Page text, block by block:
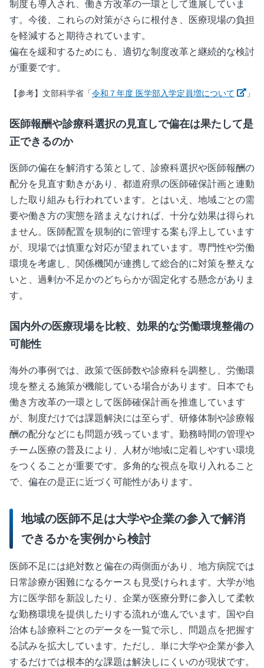
制度も導入され、働き方改革の一環として進展していま
す。今後、これらの対策がさらに根付き、医療現場の負担
を軽減すると期待されています。
偏在を緩和するためにも、適切な制度改革と継続的な検討
が重要です。
【参考】文部科学省「令和７年度 医学部入学定員増について 新し
」
医師報酬や診療科選択の見直しで偏在は果たして是
正できるのか
医師の偏在を解消する策として、診療科選択や医師報酬の
配分を見直す動きがあり、都道府県の医師確保計画と連動
した取り組みも行われています。とはいえ、地域ごとの需
要や働き方の実態を踏まえなければ、十分な効果は得られ
ません。医師配置を規制的に管理する案も浮上しています
が、現場では慎重な対応が望まれています。専門性や労働
環境を考慮し、関係機関が連携して総合的に対策を整えな
いと、過剰か不足かのどちらかが固定化する懸念がありま
す。
国内外の医療現場を比較、効果的な労働環境整備の
可能性
海外の事例では、政策で医師数や診療科を調整し、労働環
境を整える施策が機能している場合があります。日本でも
働き方改革の一環として医師確保計画を推進しています
が、制度だけでは課題解決には至らず、研修体制や診療報
酬の配分などにも問題が残っています。勤務時間の管理や
チーム医療の普及により、人材が地域に定着しやすい環境
をつくることが重要です。多角的な視点を取り入れること
で、偏在の是正に近づく可能性があります。
地域の医師不足は大学や企業の参入で解消
できるかを実例から検討
医師不足には絶対数と偏在の両側面があり、地方病院では
日常診療が困難になるケースも見受けられます。大学が地
方に医学部を新設したり、企業が医療分野に参入して柔軟
な勤務環境を提供したりする流れが進んでいます。国や自
治体も診療科ごとのデータを一覧で示し、問題点を把握す
る試みを拡大しています。ただし、単に大学や企業が参入
するだけでは根本的な課題は解決しにくいのが現状です。